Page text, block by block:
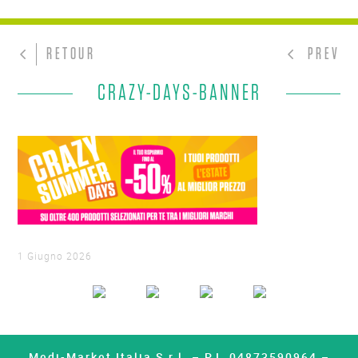
RETOUR PREV
CRAZY-DAYS-BANNER
1 Giugno 2026